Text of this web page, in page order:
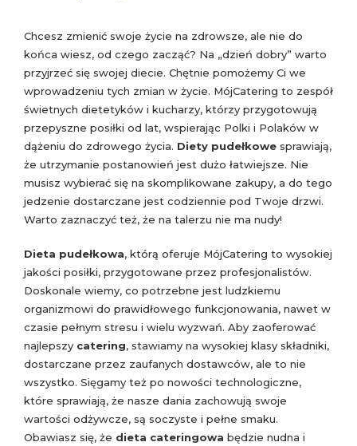
Chcesz zmienić swoje życie na zdrowsze, ale nie do
końca wiesz, od czego zacząć? Na „dzień dobry” warto
przyjrzeć się swojej diecie. Chętnie pomożemy Ci we
wprowadzeniu tych zmian w życie. MójCatering to zespół
świetnych dietetyków i kucharzy, którzy przygotowują
przepyszne posiłki od lat, wspierając Polki i Polaków w
dążeniu do zdrowego życia. Diety pudełkowe sprawiają,
że utrzymanie postanowień jest dużo łatwiejsze. Nie
musisz wybierać się na skomplikowane zakupy, a do tego
jedzenie dostarczane jest codziennie pod Twoje drzwi.
Warto zaznaczyć też, że na talerzu nie ma nudy!
Dieta pudełkowa, którą oferuje MójCatering to wysokiej
jakości posiłki, przygotowane przez profesjonalistów.
Doskonale wiemy, co potrzebne jest ludzkiemu
organizmowi do prawidłowego funkcjonowania, nawet w
czasie pełnym stresu i wielu wyzwań. Aby zaoferować
najlepszy catering, stawiamy na wysokiej klasy składniki,
dostarczane przez zaufanych dostawców, ale to nie
wszystko. Sięgamy też po nowości technologiczne,
które sprawiają, że nasze dania zachowują swoje
wartości odżywcze, są soczyste i pełne smaku.
Obawiasz się, że dieta cateringowa będzie nudna i